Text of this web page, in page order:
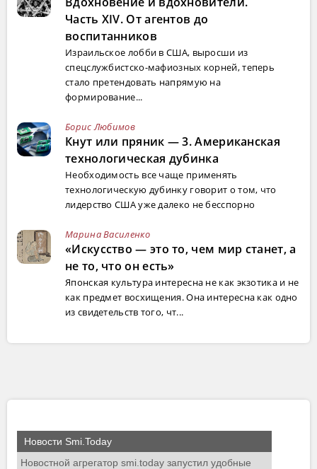
Часть XIV. От агентов до
воспитанников
Израильское лобби в США, выросши из
спецслужбистско-мафиозных корней, теперь
стало претендовать напрямую на
формирование...
Борис Любимов
Кнут или пряник — 3. Американская
технологическая дубинка
Необходимость все чаще применять
технологическую дубинку говорит о том, что
лидерство США уже далеко не бесспорно
Марина Василенко
«Искусство — это то, чем мир станет, а
не то, что он есть»
Японская культура интересна не как экзотика и не
как предмет восхищения. Она интересна как одно
из свидетельств того, чт...